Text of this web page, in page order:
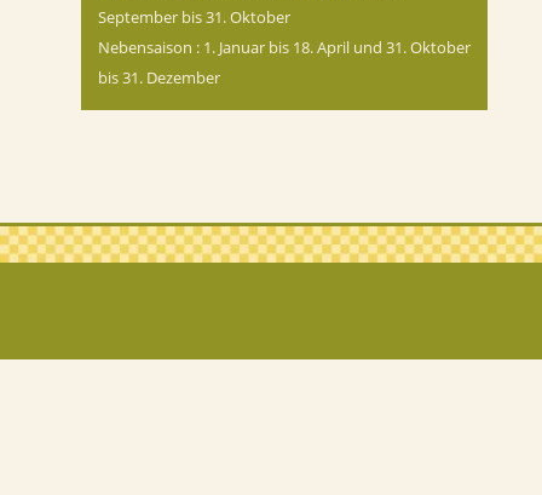
September bis 31. Oktober
Nebensaison : 1. Januar bis 18. April und 31. Oktober
bis 31. Dezember